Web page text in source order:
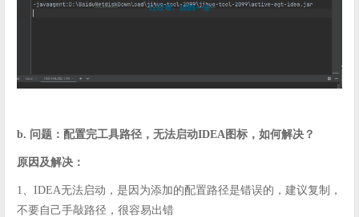
b. 问题：配置完工具路径，无法启动IDEA图标，如何解决？
原因及解决：
1、IDEA无法启动，是因为添加的配置路径是错误的，建议复制，
不要自己手敲路径，很容易出错